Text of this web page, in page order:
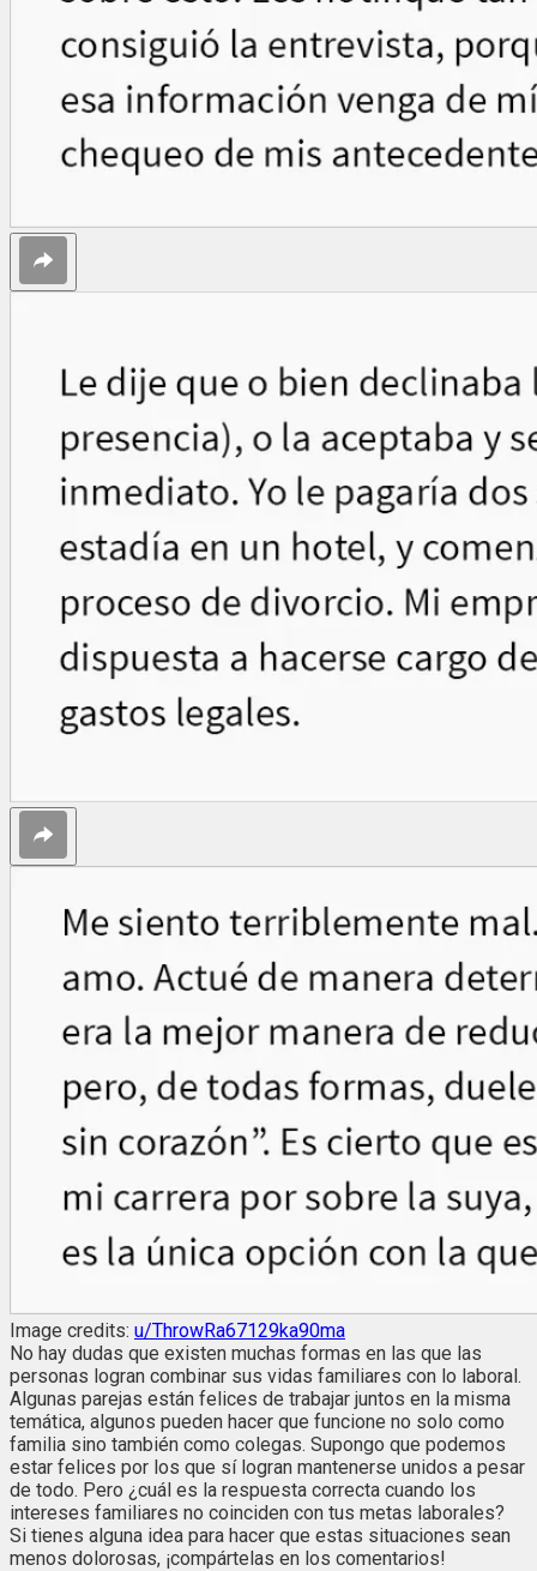
Image credits: u/ThrowRa67129ka90ma
No hay dudas que existen muchas formas en las que las
personas logran combinar sus vidas familiares con lo laboral.
Algunas parejas están felices de trabajar juntos en la misma
temática, algunos pueden hacer que funcione no solo como
familia sino también como colegas. Supongo que podemos
estar felices por los que sí logran mantenerse unidos a pesar
de todo. Pero ¿cuál es la respuesta correcta cuando los
intereses familiares no coinciden con tus metas laborales?
Si tienes alguna idea para hacer que estas situaciones sean
menos dolorosas, ¡compártelas en los comentarios!